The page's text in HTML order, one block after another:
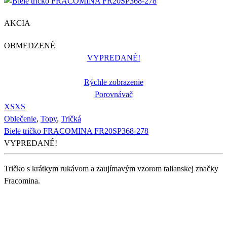
AKCIA
OBMEDZENÉ
VYPREDANÉ!
Rýchle zobrazenie
Porovnávač
XSXS
Oblečenie, Topy, Tričká
Biele tričko FRACOMINA FR20SP368-278
VYPREDANÉ!
Tričko s krátkym rukávom a zaujímavým vzorom talianskej značky
Fracomina.